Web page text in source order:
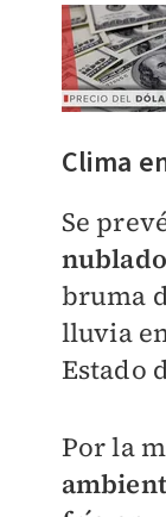
Clima
Se
bruma
lluvia
Estado
Por la